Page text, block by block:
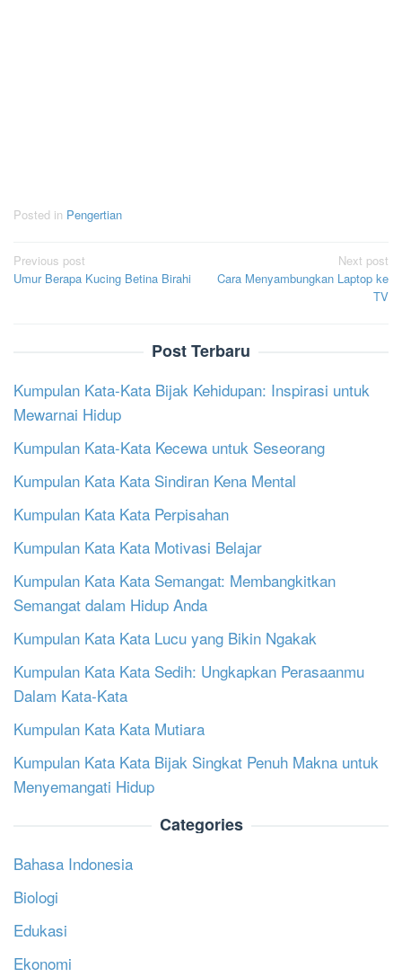
Posted in Pengertian
Post
navigation
Previous post
Umur Berapa Kucing Betina Birahi
Next post
Cara Menyambungkan Laptop ke
TV
Post Terbaru
Kumpulan Kata-Kata Bijak Kehidupan: Inspirasi untuk
Mewarnai Hidup
Kumpulan Kata-Kata Kecewa untuk Seseorang
Kumpulan Kata Kata Sindiran Kena Mental
Kumpulan Kata Kata Perpisahan
Kumpulan Kata Kata Motivasi Belajar
Kumpulan Kata Kata Semangat: Membangkitkan
Semangat dalam Hidup Anda
Kumpulan Kata Kata Lucu yang Bikin Ngakak
Kumpulan Kata Kata Sedih: Ungkapkan Perasaanmu
Dalam Kata-Kata
Kumpulan Kata Kata Mutiara
Kumpulan Kata Kata Bijak Singkat Penuh Makna untuk
Menyemangati Hidup
Categories
Bahasa Indonesia
Biologi
Edukasi
Ekonomi